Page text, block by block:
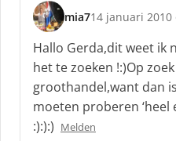
mia7
s
c
h
r
e
e
f
14 januari 2010
Hallo Gerda,dit weet ik
het te zoeken !:)Op
groothandel,want dan
moeten proberen
:):):) Melden